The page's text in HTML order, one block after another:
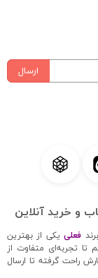
ارسال
و خرید آنلاین
فعلی یکی از بهترین
تجربه‌ای متفاوت از
راحت گرفته تا ارسال